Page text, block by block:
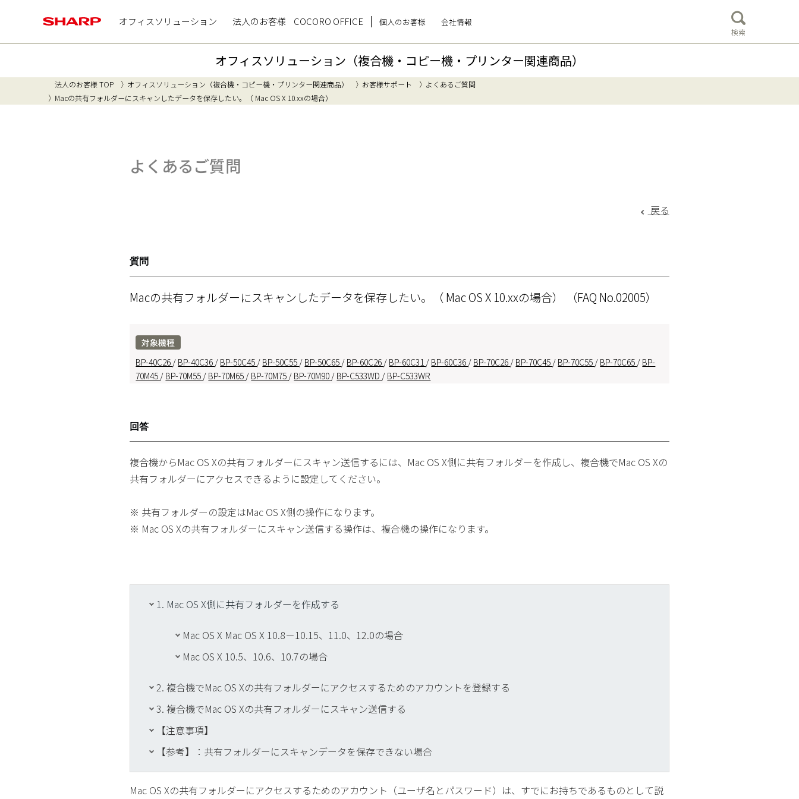
オフィスソリューション 法人のお客様 COCORO OFFICE 個人のお客様 会社情報
検索
オフィスソリューション（複合機・コピー機・プリンター関連商品）
法人のお客様 TOP オフィスソリューション（複合機・コピー機・プリンター関連商品） お客様サポート
よくあるご質問
Macの共有フォルダーにスキャンしたデータを保存したい。（ Mac OS X 10.xxの場合）
よくあるご質問
戻る
質問
Macの共有フォルダーにスキャンしたデータを保存したい。（ Mac OS X 10.xxの場合） （FAQ No.02005）
対象機種
BP-40C26 / BP-40C36 / BP-50C45 / BP-50C55 / BP-50C65 / BP-60C26 / BP-60C31 / BP-60C36 / BP-70C26 / BP-70C45 / BP-70C55 / BP-70C65 / BP-
70M45 / BP-70M55 / BP-70M65 / BP-70M75 / BP-70M90 / BP-C533WD / BP-C533WR
回答
複合機からMac OS Xの共有フォルダーにスキャン送信するには、Mac OS X側に共有フォルダーを作成し、複合機でMac OS Xの
共有フォルダーにアクセスできるように設定してください。
※ 共有フォルダーの設定はMac OS X側の操作になります。
※ Mac OS Xの共有フォルダーにスキャン送信する操作は、複合機の操作になります。
1. Mac OS X側に共有フォルダーを作成する
Mac OS X Mac OS X 10.8－10.15、11.0、12.0の場合
Mac OS X 10.5、10.6、10.7の場合
2. 複合機でMac OS Xの共有フォルダーにアクセスするためのアカウントを登録する
3. 複合機でMac OS Xの共有フォルダーにスキャン送信する
【注意事項】
【参考】：共有フォルダーにスキャンデータを保存できない場合
Mac OS Xの共有フォルダーにアクセスするためのアカウント（ユーザ名とパスワード）は、すでにお持ちであるものとして説